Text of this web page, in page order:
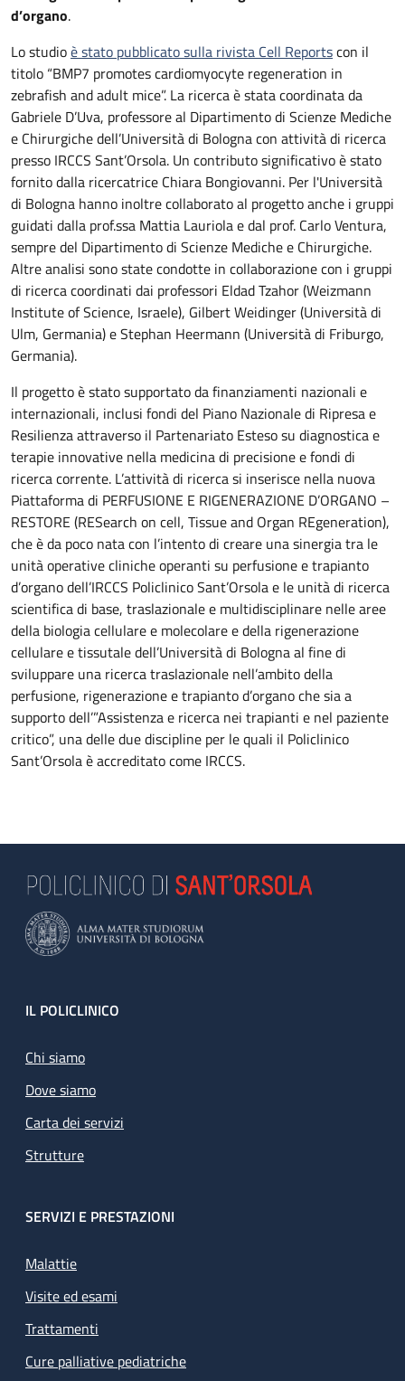
d’organo.
Lo studioè stato pubblicato sulla rivista Cell Reportscon il
titolo “BMP7 promotes cardiomyocyte regeneration in
zebrafish and adult mice”. La ricerca è stata coordinata da
Gabriele D’Uva, professore al Dipartimento di Scienze Mediche
e Chirurgiche dell’Università di Bologna con attività di ricerca
presso IRCCS Sant’Orsola. Un contributo significativo è stato
fornito dalla ricercatrice Chiara Bongiovanni. Per l'Università
di Bologna hanno inoltre collaborato al progetto anche i gruppi
guidati dalla prof.ssa Mattia Lauriola e dal prof. Carlo Ventura,
sempre del Dipartimento di Scienze Mediche e Chirurgiche.
Altre analisi sono state condotte in collaborazione con i gruppi
di ricerca coordinati dai professori Eldad Tzahor (Weizmann
Institute of Science, Israele), Gilbert Weidinger (Università di
Ulm, Germania) e Stephan Heermann (Università di Friburgo,
Germania).
Il progetto è stato supportato da finanziamenti nazionali e
internazionali, inclusi fondi del Piano Nazionale di Ripresa e
Resilienza attraverso il Partenariato Esteso su diagnostica e
terapie innovative nella medicina di precisione e fondi di
ricerca corrente. L’attività di ricerca si inserisce nella nuova
Piattaforma di PERFUSIONE E RIGENERAZIONE D’ORGANO –
RESTORE (RESearch on cell, Tissue and Organ REgeneration),
che è da poco nata con l’intento di creare una sinergia tra le
unità operative cliniche operanti su perfusione e trapianto
d’organo dell’IRCCS Policlinico Sant’Orsola e le unità di ricerca
scientifica di base, traslazionale e multidisciplinare nelle aree
della biologia cellulare e molecolare e della rigenerazione
cellulare e tissutale dell’Università di Bologna al fine di
sviluppare una ricerca traslazionale nell’ambito della
perfusione, rigenerazione e trapianto d’organo che sia a
supporto dell’”Assistenza e ricerca nei trapianti e nel paziente
critico”, una delle due discipline per le quali il Policlinico
Sant’Orsola è accreditato come IRCCS.
Footer
IL POLICLINICO
Chi siamo
Dove siamo
Carta dei servizi
Strutture
SERVIZI E PRESTAZIONI
Malattie
Visite ed esami
Trattamenti
Cure palliative pediatriche